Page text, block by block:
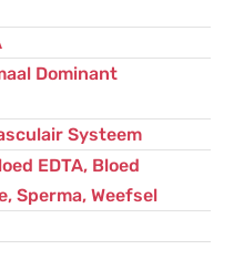
Dominant
Systeem
EDTA, Bloed
Sperma, Weefsel